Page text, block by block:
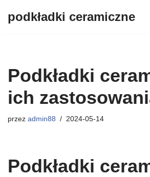
podkładki ceramiczne
Podkładki
ich
przez admin88 2024-05-14
Podkładki